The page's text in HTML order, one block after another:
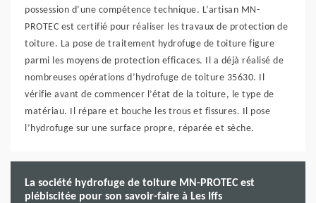
possession d’une compétence technique. L’artisan MN-
PROTEC est certifié pour réaliser les travaux de protection de
toiture. La pose de traitement hydrofuge de toiture figure
parmi les moyens de protection efficaces. Il a déjà réalisé de
nombreuses opérations d’hydrofuge de toiture 35630. Il
vérifie avant de commencer l’état de la toiture, le type de
matériau. Il répare et bouche les trous et fissures. Il pose
l’hydrofuge sur une surface propre, réparée et sèche.
La société hydrofuge de toiture MN-PROTEC est
plébiscitée pour son savoir-faire à Les Iffs